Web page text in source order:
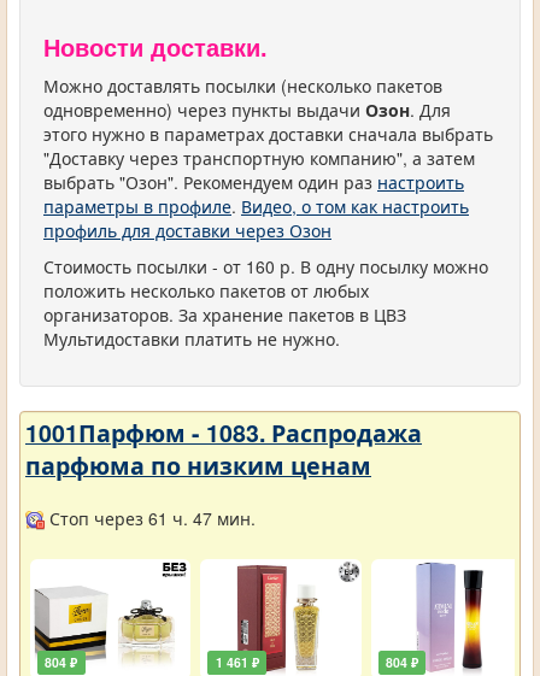
Новости доставки.
Можно доставлять посылки (несколько пакетов
одновременно) через пункты выдачи Озон. Для
этого нужно в параметрах доставки сначала выбрать
"Доставку через транспортную компанию", а затем
выбрать "Озон". Рекомендуем один раз настроить
параметры в профиле. Видео, о том как настроить
профиль для доставки через Озон
Стоимость посылки - от 160 р. В одну посылку можно
положить несколько пакетов от любых
организаторов. За хранение пакетов в ЦВЗ
Мультидоставки платить не нужно.
1001Парфюм - 1083. Распродажа
парфюма по низким ценам
Стоп через 61 ч. 47 мин.
804 ₽ 1 461 ₽ 804 ₽